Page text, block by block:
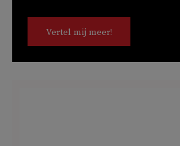
Vertel mij meer!